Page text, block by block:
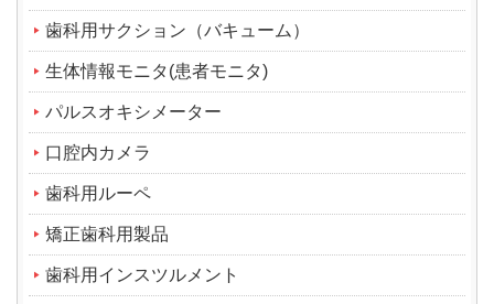
歯科用サクション（バキューム）
生体情報モニタ(患者モニタ)
パルスオキシメーター
口腔内カメラ
歯科用ルーペ
矯正歯科用製品
歯科用インスツルメント